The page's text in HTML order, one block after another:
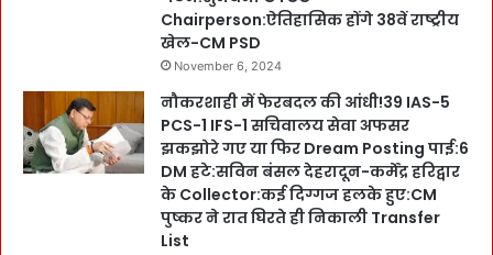
Chairperson:ऐतिहासिक होंगे 38वें राष्ट्रीय
खेल-CM PSD
November 6, 2024
नौकरशाही में फेरबदल की आंधी!39 IAS-5
PCS-1 IFS-1 सचिवालय सेवा अफसर
झकझोरे गए या फिर Dream Posting पाई:6
DM हटे:सविन बंसल देहरादून-कर्मेंद्र हरिद्वार
के Collector:कई दिग्गज हलके हुए:CM
पुष्कर ने रात घिरते ही निकाली Transfer
List